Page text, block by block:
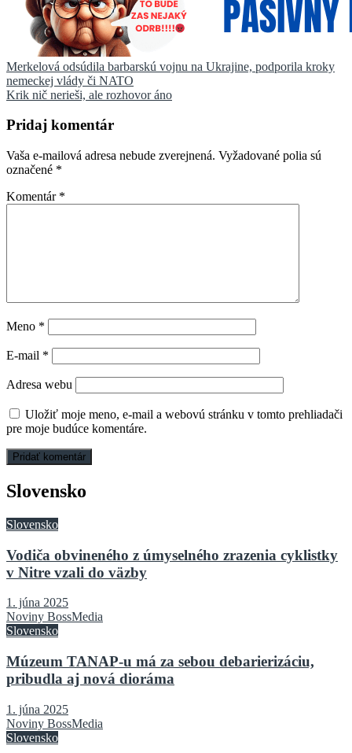
Navigácia
v
Merkelová odsúdila barbarskú vojnu na Ukrajine, podporila kroky
nemeckej vlády či NATO
Krik nič nerieši, ale rozhovor áno
Pridaj komentár
Vaša e-mailová adresa nebude zverejnená. Vyžadované polia sú
označené *
Komentár *
Meno *
E-mail *
Adresa webu
Uložiť moje meno, e-mail a webovú stránku v tomto prehliadači
pre moje budúce komentáre.
Slovensko
Slovensko
Vodiča obvineného z úmyselného zrazenia cyklistky
v Nitre vzali do väzby
1. júna 2025
Noviny BossMedia
Slovensko
Múzeum TANAP-u má za sebou debarierizáciu,
pribudla aj nová dioráma
1. júna 2025
Noviny BossMedia
Slovensko